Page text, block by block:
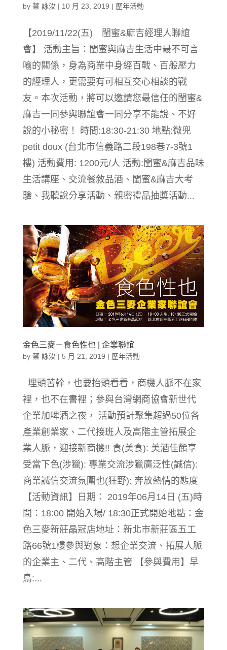
by 蔡 詠汝| 10 月 23, 2019 | 歷年活動
【2019/11/22(五) 閨蜜&麻吉經理人聯誼
會】 活動主旨：閨蜜與麻吉生活中最不可言
喻的關係，身為商業中身經百戰、百般壓力
的經理人，更需要有可相互交心相談的戰
友。本次活動，將可以邀請您最信任的閨蜜&
麻吉一同參與聯誼會一同分享不能說、不好
說的小秘密！ 時間:18:30-21:30 地點:微兜
petit doux (台北市信義路二段198巷7-3號1
樓) 活動費用: 1200元/人 活動:閨蜜&麻吉品味
生活講座、交流餐敘品酒、閨蜜&麻吉大考
驗、我聽說分享活動、親密禮品抽獎活動...
金色三麥－食色性也 | 企業聯誼
by 蔡 詠汝| 5 月 21, 2019 | 歷年活動
埋頭苦幹，也要抬頭看看，商機人脈不在家
裡，也不在書裡；參與台灣網商協會新世代
企業加啤酒之夜， 活動預計聚集超過50位各
產業創業家、二代接班人及高階主管拓展企
業人脈，迎接新商機!! 食(美食): 美酒佳餚享
受當下色(涉獵): 專業交流涉獵廣泛性(誠信):
商業誠信交流氛圍也(狂野): 奔放熱情的態度
【活動資訊】日期： 2019年06月14日 (五)時
間：18:00 開始入場/ 18:30正式開始地點：金
色三麥新莊晶冠店地址：新北市新莊區五工
路66號1樓參與對象：想企業交流、拓展人脈
的企業主、二代、高階主管 【參與費用】早
鳥:...